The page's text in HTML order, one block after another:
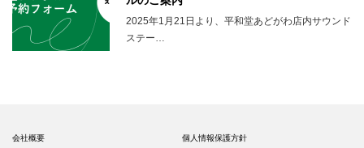
2025年1月21日より、平和堂あどがわ店内サウンド
ステー…
会社概要 個人情報保護方針